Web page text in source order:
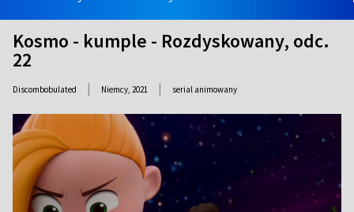
Kosmo - kumple - Rozdyskowany, odc.
22
Discombobulated | Niemcy, 2021 | serial animowany